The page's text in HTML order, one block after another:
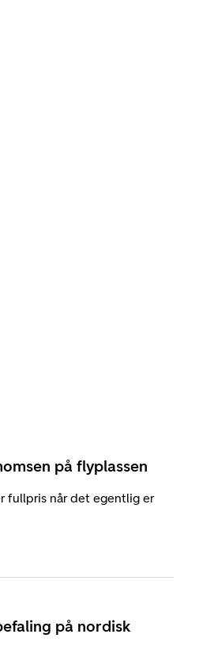
på flyplassen
fullpris når det egentlig er
på nordisk